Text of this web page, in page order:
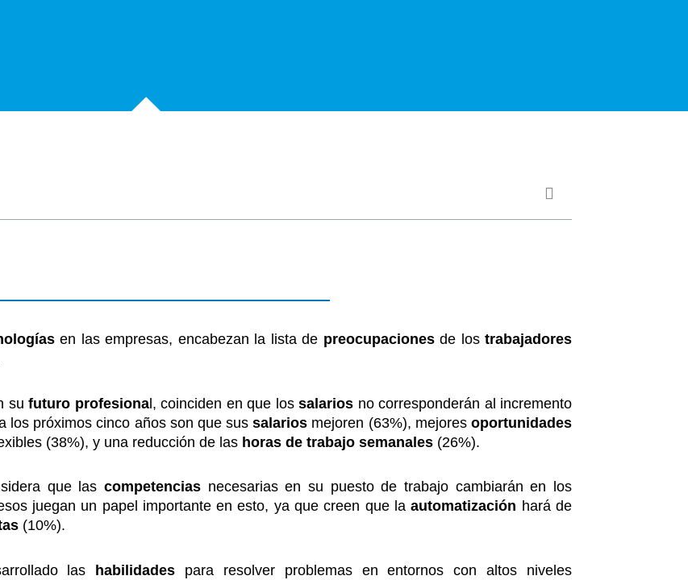
en las empresas, encabezan la lista de preocupaciones de los trabajadores
sufuturo profesional, coinciden en que lossalarios no corresponderán al incremento
los próximos cinco años son que sussalarios mejoren (63%), mejoresoportunidades
(38%), y una reducción de las horas de trabajo semanales (26%).
que lascompetencias necesarias en su puesto de trabajo cambiarán en los
juegan un papel importante en esto, ya que creen que laautomatización hará de
(10%).
las habilidades para resolver problemas en entornos con altos niveles